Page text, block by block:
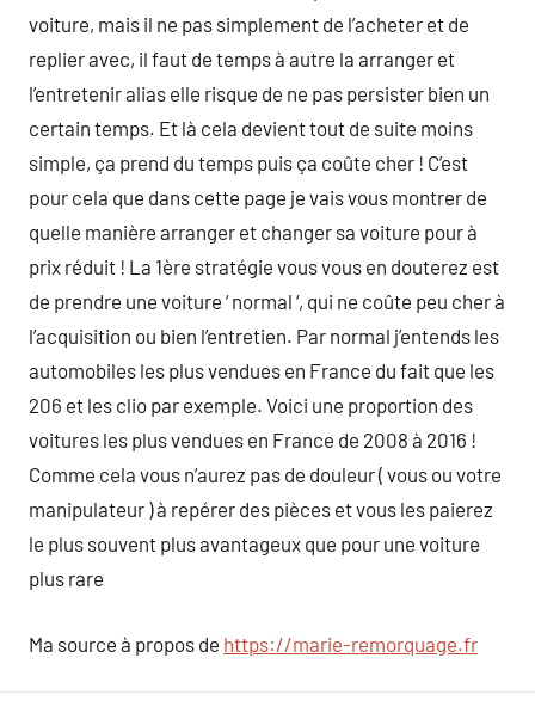
voiture, mais il ne pas simplement de l’acheter et de
replier avec, il faut de temps à autre la arranger et
l’entretenir alias elle risque de ne pas persister bien un
certain temps. Et là cela devient tout de suite moins
simple, ça prend du temps puis ça coûte cher ! C’est
pour cela que dans cette page je vais vous montrer de
quelle manière arranger et changer sa voiture pour à
prix réduit ! La 1ère stratégie vous vous en douterez est
de prendre une voiture ‘ normal ‘, qui ne coûte peu cher à
l’acquisition ou bien l’entretien. Par normal j’entends les
automobiles les plus vendues en France du fait que les
206 et les clio par exemple. Voici une proportion des
voitures les plus vendues en France de 2008 à 2016 !
Comme cela vous n’aurez pas de douleur ( vous ou votre
manipulateur ) à repérer des pièces et vous les paierez
le plus souvent plus avantageux que pour une voiture
plus rare
Ma source à propos de https://marie-remorquage.fr